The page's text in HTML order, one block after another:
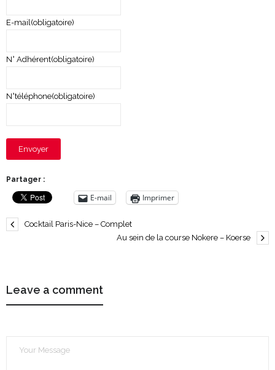
E-mail(obligatoire)
N° Adhérent(obligatoire)
N°téléphone(obligatoire)
Envoyer
Partager :
E-mail Imprimer
Cocktail Paris-Nice – Complet
Au sein de la course Nokere – Koerse
Leave a comment